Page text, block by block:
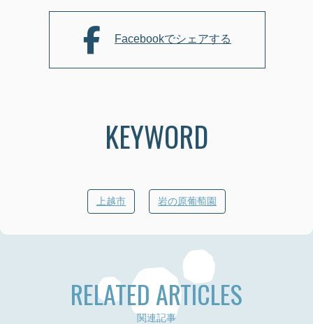
Facebookでシェアする
KEYWORD
上越市 岩の原葡萄園
RELATED ARTICLES
関連記事